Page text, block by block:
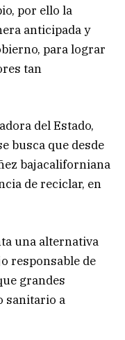
por ello la
anticipada y
para lograr
tan
del Estado,
busca que desde
bajacaliforniana
de reciclar, en
una alternativa
responsable de
grandes
sanitario a